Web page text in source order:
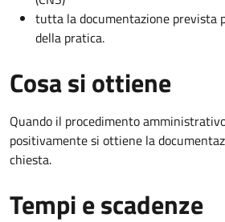
tutta la documentazione prevista
della pratica.
Cosa si ottiene
Quando il procedimento
positivamente si ottiene la
chiesta.
Tempi e scadenze